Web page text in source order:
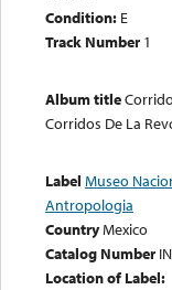
Condition: E
Track Number 1
Album title
Corridos De La
Label Museo
Antropologia
CountryMexico
Catalog Number
Location of Label: